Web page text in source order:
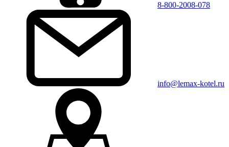
8-800-2008-078
info@lemax-kotel.ru